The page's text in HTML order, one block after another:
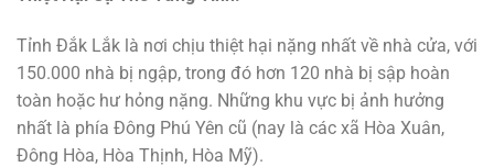
Tỉnh Đắk Lắk là nơi chịu thiệt hại nặng nhất về nhà cửa, với
150.000 nhà bị ngập, trong đó hơn 120 nhà bị sập hoàn
toàn hoặc hư hỏng nặng. Những khu vực bị ảnh hưởng
nhất là phía Đông Phú Yên cũ (nay là các xã Hòa Xuân,
Đông Hòa, Hòa Thịnh, Hòa Mỹ).